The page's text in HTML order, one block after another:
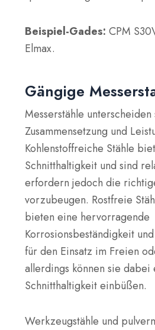
Beispiel-Gades: CPM
Elmax.
Gängige
Messerstähle unterscheiden
Zusammensetzung und
Kohlenstoffreiche Stähle
Schnitthaltigkeit und sind
erfordern jedoch die
vorzubeugen. Rostfreie
bieten eine hervorragende
Korrosionsbeständigkeit
für den Einsatz im Freien
allerdings können sie dabei
Schnitthaltigkeit einbüßen.
Werkzeugstähle und